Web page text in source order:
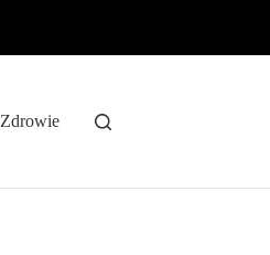
Zdrowie